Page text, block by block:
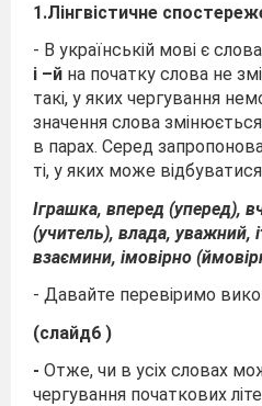
1.Лінгвістичне
- В українській мові є
і –й на початку слова не
такі, у яких чергування
значення слова
в парах. Серед
ті, у яких може
Іграшка, вперед (уперед),
(учитель), влада, уважний,
взаємини, імовірно
- Давайте перевіримо
(слайд6 )
- Отже, чи в усіх словах
чергування початкових